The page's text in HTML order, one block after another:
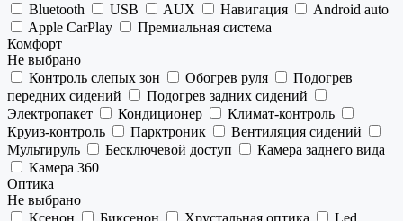
Bluetooth
USB AUX Навигация
Android auto
Apple CarPlay
Премиальная система
Комфорт
Не выбрано
Контроль слепых зон
Обогрев руля
Подогрев
передних сидений
Подогрев задних сидений
Электропакет
Кондиционер
Климат-контроль
Круиз-контроль
Парктроник
Вентиляция сидений
Мультируль
Бесключевой доступ
Камера заднего вида
Камера 360
Оптика
Не выбрано
Ксенон
Биксенон Хрустальная оптика
Led